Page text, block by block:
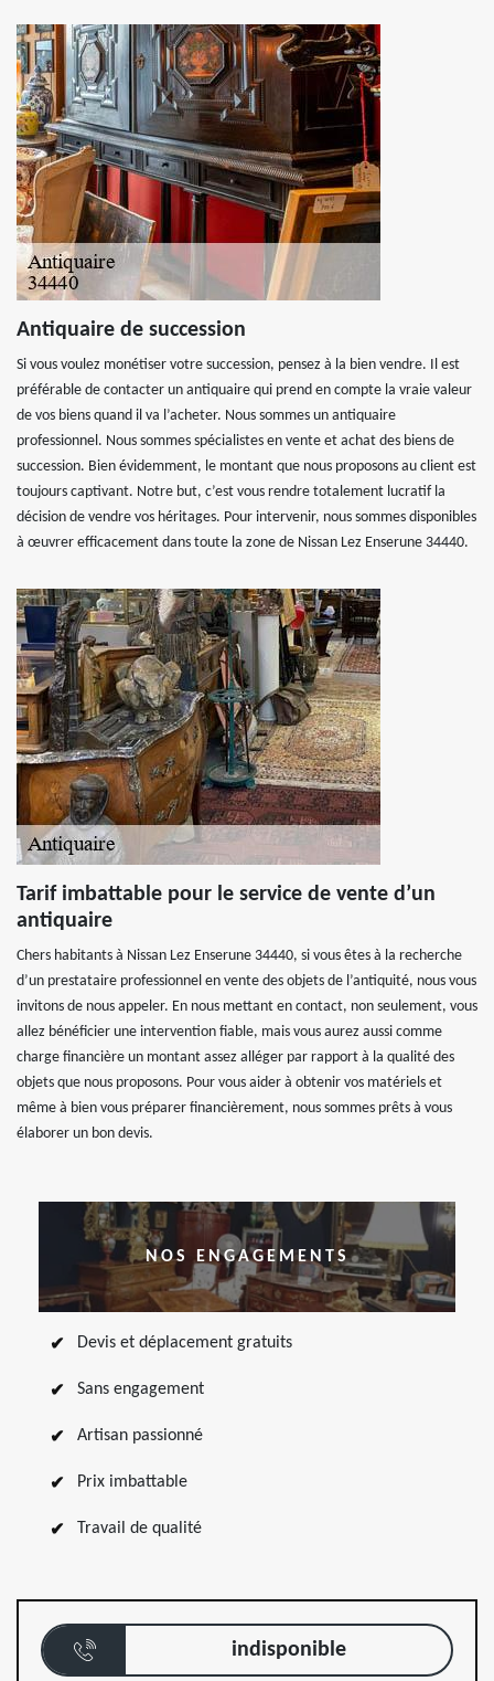
Antiquaire de succession
Si vous voulez monétiser votre succession, pensez à la bien vendre. Il est
préférable de contacter un antiquaire qui prend en compte la vraie valeur
de vos biens quand il va l’acheter. Nous sommes un antiquaire
professionnel. Nous sommes spécialistes en vente et achat des biens de
succession. Bien évidemment, le montant que nous proposons au client est
toujours captivant. Notre but, c’est vous rendre totalement lucratif la
décision de vendre vos héritages. Pour intervenir, nous sommes disponibles
à œuvrer efficacement dans toute la zone de Nissan Lez Enserune 34440.
Tarif imbattable pour le service de vente d’un
antiquaire
Chers habitants à Nissan Lez Enserune 34440, si vous êtes à la recherche
d’un prestataire professionnel en vente des objets de l’antiquité, nous vous
invitons de nous appeler. En nous mettant en contact, non seulement, vous
allez bénéficier une intervention fiable, mais vous aurez aussi comme
charge financière un montant assez alléger par rapport à la qualité des
objets que nous proposons. Pour vous aider à obtenir vos matériels et
même à bien vous préparer financièrement, nous sommes prêts à vous
élaborer un bon devis.
NOS ENGAGEMENTS
Devis et déplacement gratuits
Sans engagement
Artisan passionné
Prix imbattable
Travail de qualité
indisponible